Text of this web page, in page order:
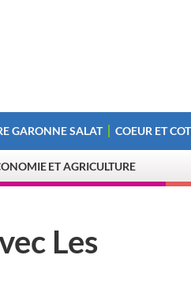
GARONNE SALAT COEUR ET
ET AGRICULTURE
Les